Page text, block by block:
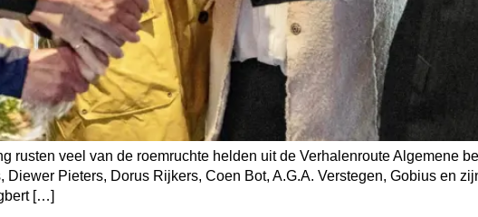
rusten veel van de roemruchte helden uit de Verhalenroute Algemene
Pieters, Dorus Rijkers, Coen Bot, A.G.A. Verstegen, Gobius en
[…]